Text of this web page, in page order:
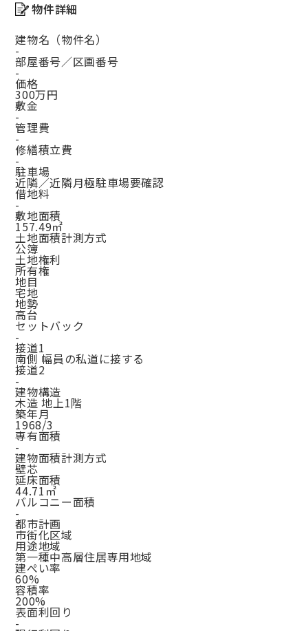
物件詳細
建物名（物件名）
-
部屋番号／区画番号
-
価格
300万円
敷金
-
管理費
-
修繕積立費
-
駐車場
近隣／近隣月極駐車場要確認
借地料
-
敷地面積
157.49㎡
土地面積計測方式
公簿
土地権利
所有権
地目
宅地
地勢
高台
セットバック
-
接道1
南側 幅員の私道に接する
接道2
-
建物構造
木造 地上1階
築年月
1968/3
専有面積
-
建物面積計測方式
壁芯
延床面積
44.71㎡
バルコニー面積
-
都市計画
市街化区域
用途地域
第一種中高層住居専用地域
建ぺい率
60%
容積率
200%
表面利回り
-